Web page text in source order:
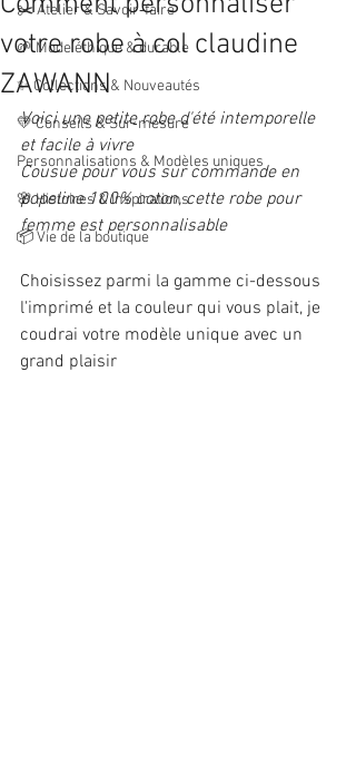
✂️ Atelier & Savoir‑faire
🌱 Mode éthique & durable
✨ Collections & Nouveautés
💛 Conseils & Sur‑mesure
Personnalisations & Modèles uniques
🌸 Histoires & Inspirations
📦 Vie de la boutique
votre robe à col claudine
ZAWANN
Voici une petite robe d'été intemporelle
et facile à vivre
Cousue pour vous sur commande en
popeline 100% coton, cette robe pour
femme est personnalisable
Choisissez parmi la gamme ci-dessous
l'imprimé et la couleur qui vous plait, je
coudrai votre modèle unique avec un
grand plaisir